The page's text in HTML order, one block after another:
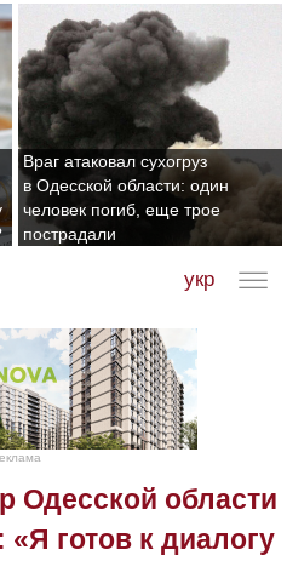
Враг атаковал сухогруз
в Одесской области: один
человек погиб, еще трое
пострадали
укр
Одесской области
готов к диалогу